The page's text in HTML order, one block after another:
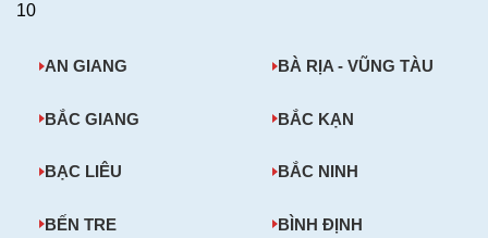
10
AN GIANG BÀ RỊA - VŨNG TÀU
BẮC GIANG BẮC KẠN
BẠC LIÊU BẮC NINH
BẾN TRE BÌNH ĐỊNH